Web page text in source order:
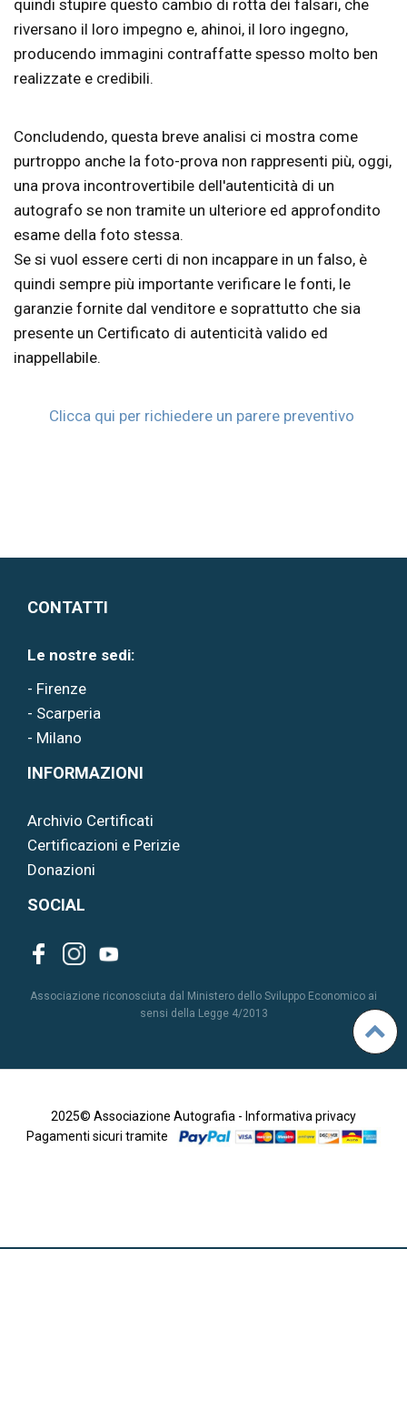
quindi stupire questo cambio di rotta dei falsari, che
riversano il loro impegno e, ahinoi, il loro ingegno,
producendo immagini contraffatte spesso molto ben
realizzate e credibili.
Concludendo, questa breve analisi ci mostra come
purtroppo anche la foto-prova non rappresenti più, oggi,
una prova incontrovertibile dell'autenticità di un
autografo se non tramite un ulteriore ed approfondito
esame della foto stessa.
Se si vuol essere certi di non incappare in un falso, è
quindi sempre più importante verificare le fonti, le
garanzie fornite dal venditore e soprattutto che sia
presente un Certificato di autenticità valido ed
inappellabile.
Clicca qui per richiedere un parere preventivo
CONTATTI
Le nostre sedi:
- Firenze
- Scarperia
- Milano
INFORMAZIONI
Archivio Certificati
Certificazioni e Perizie
Donazioni
SOCIAL
Associazione riconosciuta dal Ministero dello Sviluppo Economico ai
sensi della Legge 4/2013
2025© Associazione Autografia - Informativa privacy
Pagamenti sicuri tramite